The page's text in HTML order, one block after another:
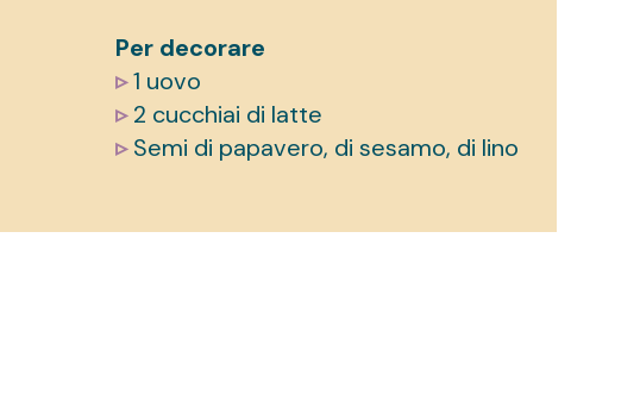
Per decorare
▹1 uovo
▹2 cucchiai di latte
▹Semi di papavero, di sesamo, di lino